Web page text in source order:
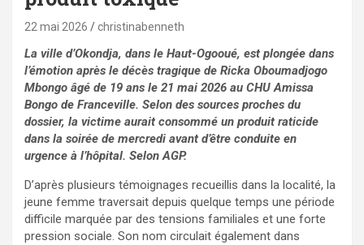
22 mai 2026 christinabenneth
La ville d’Okondja, dans le Haut-Ogooué, est plongée dans
l’émotion après le décès tragique de Ricka Oboumadjogo
Mbongo âgé de 19 ans le 21 mai 2026 au CHU Amissa
Bongo de Franceville. Selon des sources proches du
dossier, la victime aurait consommé un produit raticide
dans la soirée de mercredi avant d’être conduite en
urgence à l’hôpital. Selon AGP.
D’après plusieurs témoignages recueillis dans la localité, la
jeune femme traversait depuis quelque temps une période
difficile marquée par des tensions familiales et une forte
pression sociale. Son nom circulait également dans